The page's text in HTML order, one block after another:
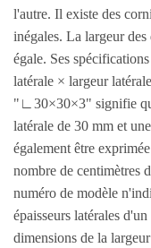
l'autre. Il existe des
inégales. La largeur
égale. Ses
latérale × largeur
"∟30×30×3" signifie
latérale de 30 mm et
également être
nombre de centimètres
numéro de modèle
épaisseurs latérales
dimensions de la